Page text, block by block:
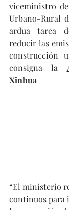
viceministro
Urbano-Rural
ardua tarea
reducir las
construcción
consigna la
Xinhua
“El ministerio
continuos para